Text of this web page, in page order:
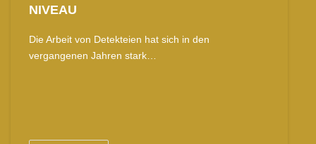
NIVEAU
Die Arbeit von Detekteien hat sich in den
vergangenen Jahren stark…